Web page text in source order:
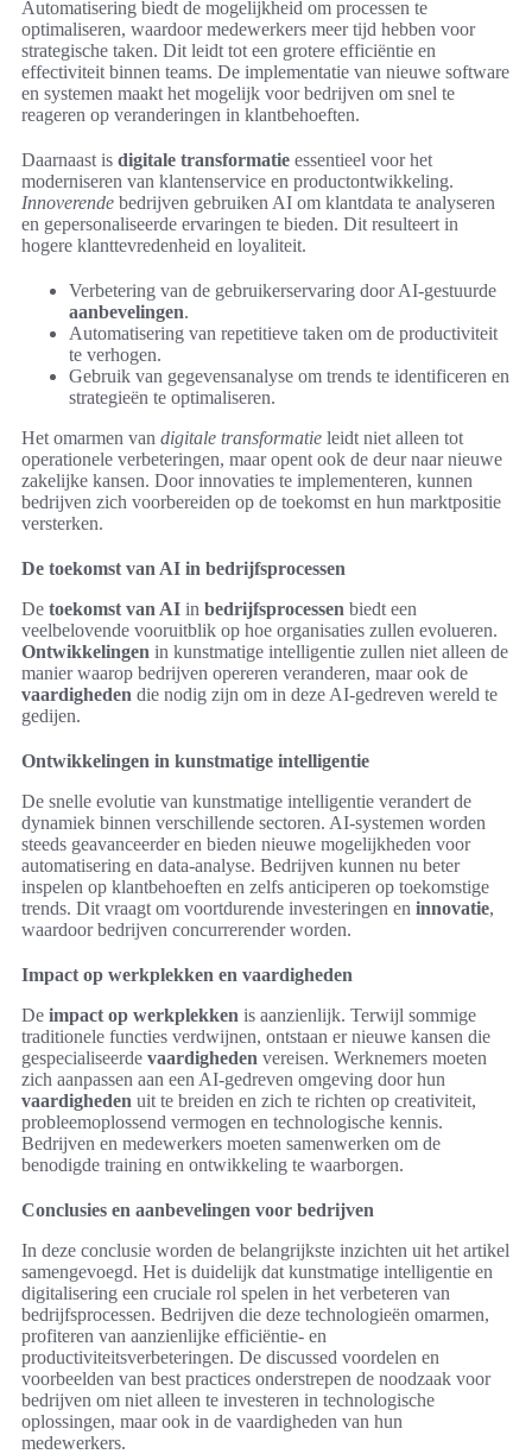
Automatisering biedt de mogelijkheid om processen te
optimaliseren, waardoor medewerkers meer tijd hebben voor
strategische taken. Dit leidt tot een grotere efficiëntie en
effectiviteit binnen teams. De implementatie van nieuwe software
en systemen maakt het mogelijk voor bedrijven om snel te
reageren op veranderingen in klantbehoeften.
Daarnaast is digitale transformatie essentieel voor het
moderniseren van klantenservice en productontwikkeling.
Innoverende bedrijven gebruiken AI om klantdata te analyseren
en gepersonaliseerde ervaringen te bieden. Dit resulteert in
hogere klanttevredenheid en loyaliteit.
Verbetering van de gebruikerservaring door AI-gestuurde
aanbevelingen.
Automatisering van repetitieve taken om de productiviteit
te verhogen.
Gebruik van gegevensanalyse om trends te identificeren en
strategieën te optimaliseren.
Het omarmen van digitale transformatie leidt niet alleen tot
operationele verbeteringen, maar opent ook de deur naar nieuwe
zakelijke kansen. Door innovaties te implementeren, kunnen
bedrijven zich voorbereiden op de toekomst en hun marktpositie
versterken.
De toekomst van AI in bedrijfsprocessen
De toekomst van AI in bedrijfsprocessen biedt een
veelbelovende vooruitblik op hoe organisaties zullen evolueren.
Ontwikkelingen in kunstmatige intelligentie zullen niet alleen de
manier waarop bedrijven opereren veranderen, maar ook de
vaardigheden die nodig zijn om in deze AI-gedreven wereld te
gedijen.
Ontwikkelingen in kunstmatige intelligentie
De snelle evolutie van kunstmatige intelligentie verandert de
dynamiek binnen verschillende sectoren. AI-systemen worden
steeds geavanceerder en bieden nieuwe mogelijkheden voor
automatisering en data-analyse. Bedrijven kunnen nu beter
inspelen op klantbehoeften en zelfs anticiperen op toekomstige
trends. Dit vraagt om voortdurende investeringen en innovatie,
waardoor bedrijven concurrerender worden.
Impact op werkplekken en vaardigheden
De impact op werkplekken is aanzienlijk. Terwijl sommige
traditionele functies verdwijnen, ontstaan er nieuwe kansen die
gespecialiseerde vaardigheden vereisen. Werknemers moeten
zich aanpassen aan een AI-gedreven omgeving door hun
vaardigheden uit te breiden en zich te richten op creativiteit,
probleemoplossend vermogen en technologische kennis.
Bedrijven en medewerkers moeten samenwerken om de
benodigde training en ontwikkeling te waarborgen.
Conclusies en aanbevelingen voor bedrijven
In deze conclusie worden de belangrijkste inzichten uit het artikel
samengevoegd. Het is duidelijk dat kunstmatige intelligentie en
digitalisering een cruciale rol spelen in het verbeteren van
bedrijfsprocessen. Bedrijven die deze technologieën omarmen,
profiteren van aanzienlijke efficiëntie- en
productiviteitsverbeteringen. De discussed voordelen en
voorbeelden van best practices onderstrepen de noodzaak voor
bedrijven om niet alleen te investeren in technologische
oplossingen, maar ook in de vaardigheden van hun
medewerkers.